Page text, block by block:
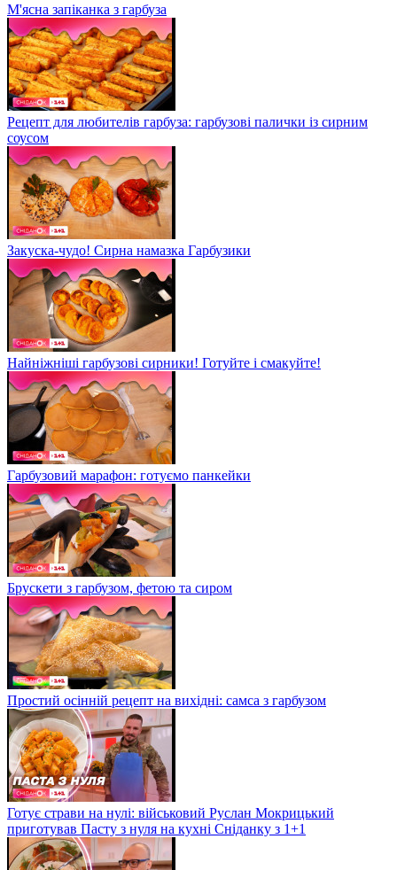
М'ясна запіканка з гарбуза
Рецепт для любителів гарбуза: гарбузові палички із сирним
соусом
Закуска-чудо! Сирна намазка Гарбузики
Найніжніші гарбузові сирники! Готуйте і смакуйте!
Гарбузовий марафон: готуємо панкейки
Брускети з гарбузом, фетою та сиром
Простий осінній рецепт на вихідні: самса з гарбузом
Готує страви на нулі: військовий Руслан Мокрицький
приготував Пасту з нуля на кухні Сніданку з 1+1